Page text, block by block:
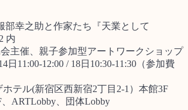
幸之助と作家たち『天業として
内
主催、親子参加型アートワークショップ
日11:00-12:00 / 18日10:30-11:30（参加費
テル(新宿区西新宿2丁目2-1）本館3F
、ARTLobby、団体Lobby